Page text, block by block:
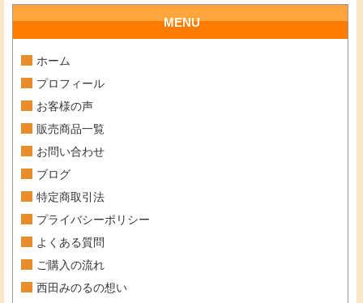
MENU
ホーム
プロフィール
お客様の声
販売商品一覧
お問い合わせ
ブログ
特定商取引法
プライバシーポリシー
よくある質問
ご購入の流れ
西田みのるの想い